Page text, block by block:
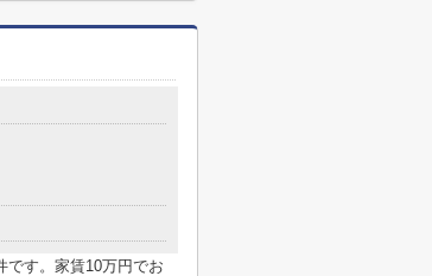
です。家賃10万円でお